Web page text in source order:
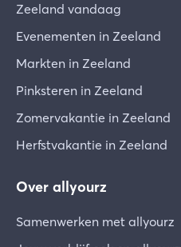
dergelijks te noteren op
aankomst op de tafel
Zorg ervoor dat als je
de ramen en deuren
Op de dag van vertrek
mogelijk om uiterlijk om
Zeeland vandaag
Evenementen in Zeeland
Markten in Zeeland
Pinksteren in Zeeland
Zomervakantie in Zeeland
Herfstvakantie in Zeeland
Over allyourz
Samenwerken met allyourz